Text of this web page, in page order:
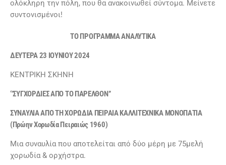
ολόκληρη την πόλη, που θα ανακοινωθεί σύντομα. Μείνετε
συντονισμένοι!
TOΠΡΟΓΡΑΜΜΑ ΑΝΑΛΥΤΙΚΑ
ΔΕΥΤΕΡΑ 23 ΙΟΥΝΙΟΥ 2024
ΚΕΝΤΡΙΚΗ ΣΚΗΝΗ
‘’ΣΥΓΧΟΡΔΙΕΣ ΑΠΟ ΤΟ ΠΑΡΕΛΘΟΝ’’
ΣΥΝΑΥΛΙΑ ΑΠΟ ΤΗ ΧΟΡΩΔΙΑ ΠΕΙΡΑΙΑ ΚΑΛΛΙΤΕΧΝΙΚΑ ΜΟΝΟΠΑΤΙΑ
(Πρώην Χορωδία Πειραιώς 1960)
Μια συναυλία που αποτελείται από δύο μέρη με 75μελή
χορωδία & ορχήστρα.